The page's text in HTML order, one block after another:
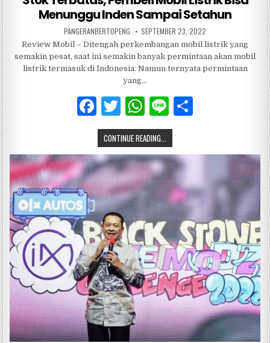
Menunggu Inden Sampai Setahun
PANGERANBERTOPENG SEPTEMBER 23, 2022
Review Mobil – Ditengah perkembangan mobil listrik yang
semakin pesat, saat ini semakin banyak permintaan akan mobil
listrik termasuk di Indonesia. Namun ternyata permintaan
yang…
F
a
c
e
b
o
o
k
T
w
it
te
r
W
h
at
s
A
p
p
Li
n
CONTINUE READING...